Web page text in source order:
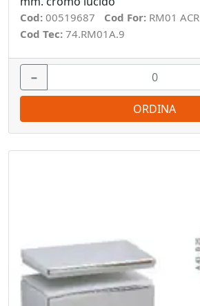
Cod: 00519687 Cod For: RM01 ACR
Cod Tec: 74.RM01A.9
−
ORDINA